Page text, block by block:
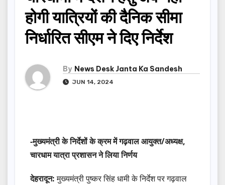
होगी यात्रियों की दैनिक सीमा
निर्धारित सीएम ने दिए निर्देश
By News Desk Janta Ka Sandesh
JUN 14, 2024
-मुख्यमंत्री के निर्देशों के क्रम में गढ़वाल आयुक्त/अध्यक्ष,
चारधाम यात्रा प्रशासन ने लिया निर्णय
देहरादून:मुख्यमंत्री पुष्कर सिंह धामी के निर्देश पर गढ़वाल